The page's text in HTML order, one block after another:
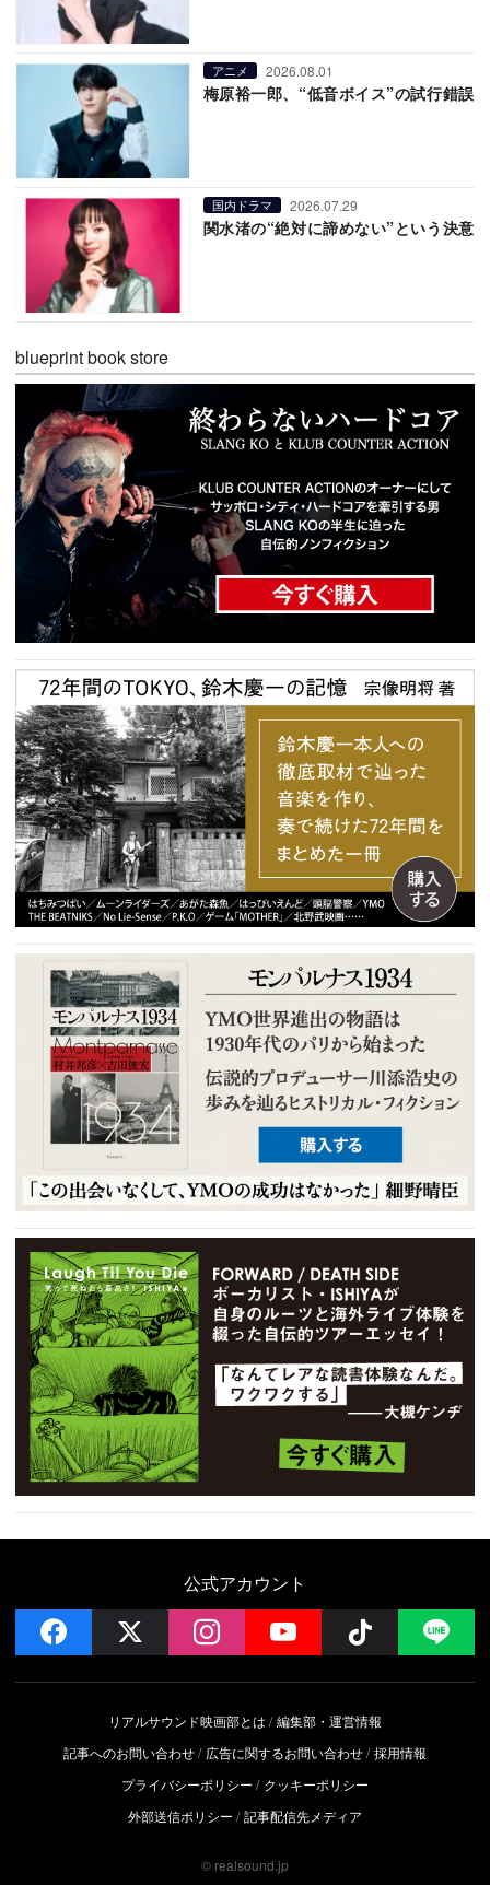
アニメ 2026.08.01
梅原裕一郎、“低音ボイス”の試行錯誤
国内ドラマ 2026.07.29
関水渚の“絶対に諦めない”という決意
blueprint book store
公式アカウント
facebook instagramYouTube Follow
リアルサウンド映画部とは
編集部・運営情報
記事へのお問い合わせ
広告に関するお問い合わせ 採用情報
プライバシーポリシー
クッキーポリシー
外部送信ポリシー
記事配信先メディア
© realsound.jp